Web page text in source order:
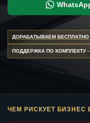
ДОРАБАТЫВАЕМ БЕСПЛАТНО
ПОДДЕРЖКА ПО КОМПЛЕКТУ -
ЧЕМ РИСКУЕТ БИЗНЕС